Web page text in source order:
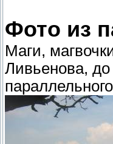
Фото из
Маги,
Ливьенова,